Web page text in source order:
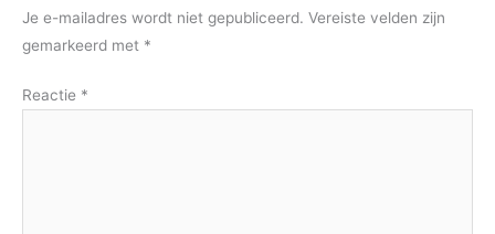
Je e-mailadres wordt niet gepubliceerd. Vereiste velden zijn
gemarkeerd met *
Reactie *